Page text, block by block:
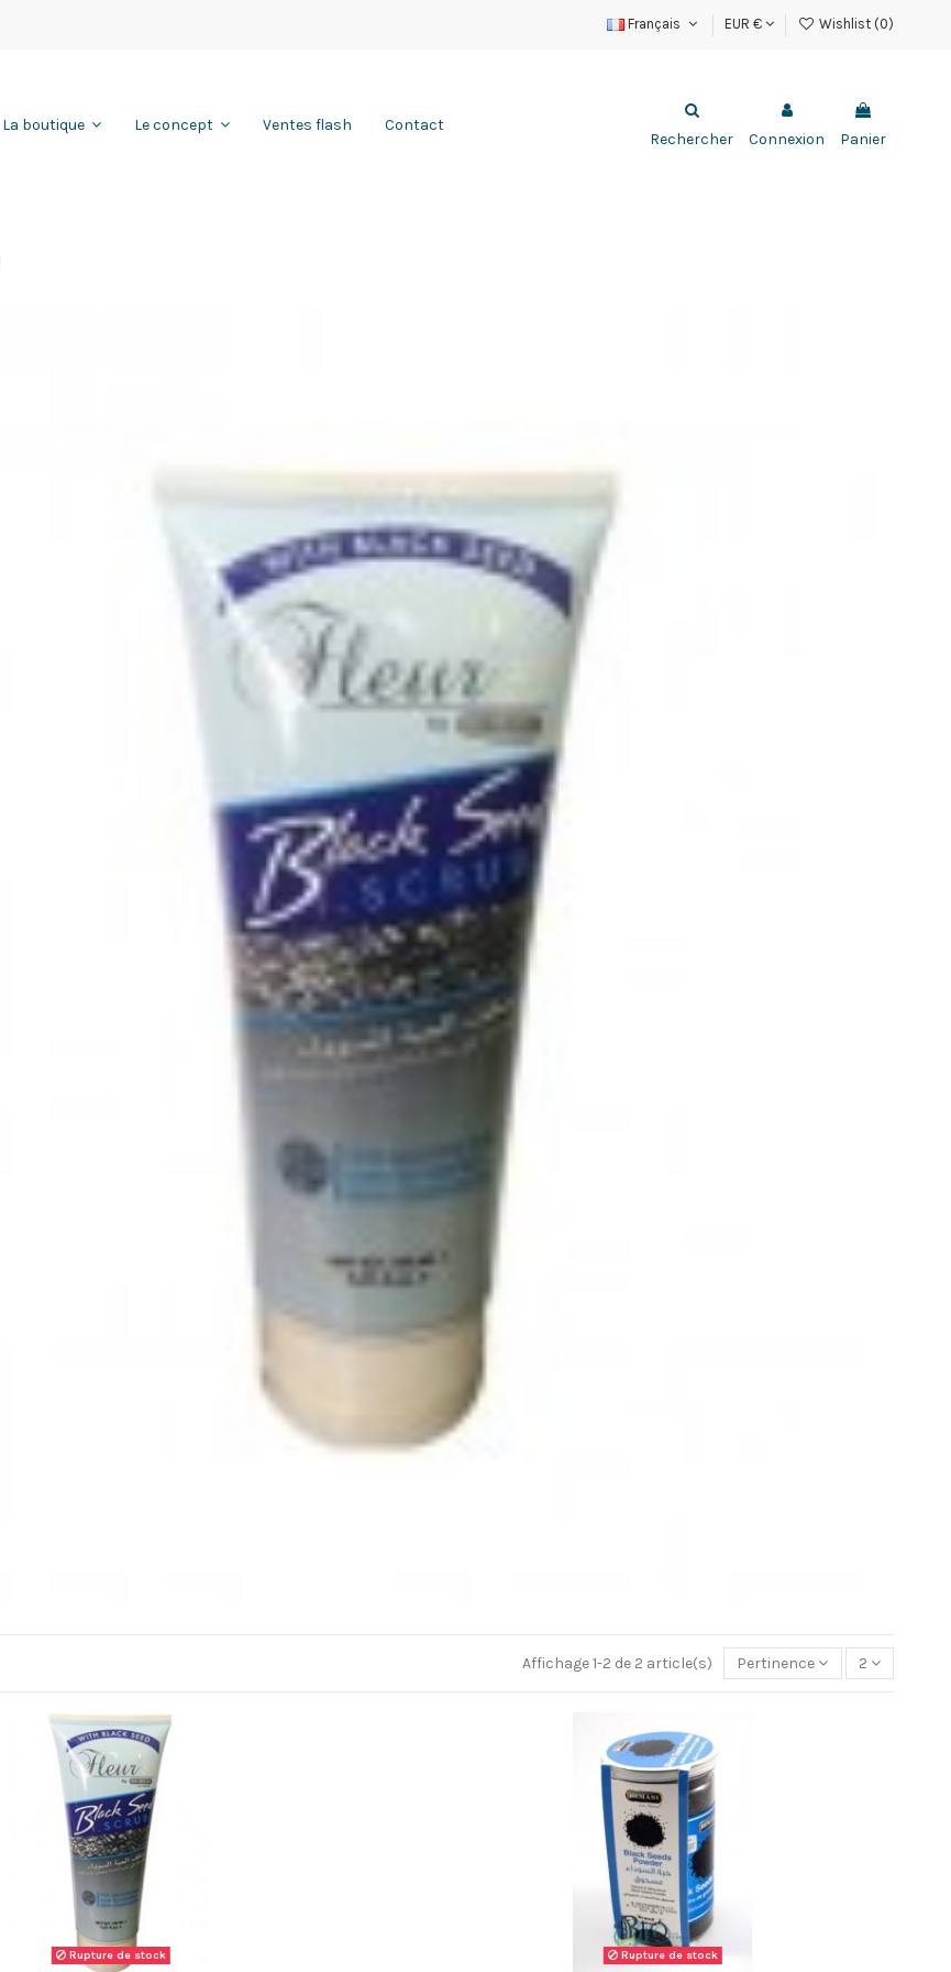
Français EUR € Wishlist (0)
La boutique Le concept Ventes flash Contact
Rechercher Connexion Panier
Affichage 1-2 de 2 article(s) Pertinence 2
Rupture de stock Rupture de stock